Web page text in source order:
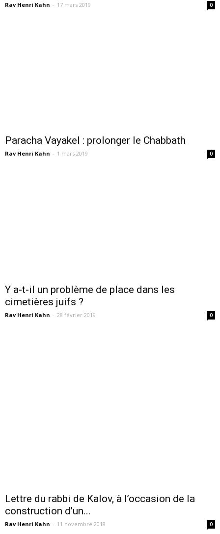
Rav Henri Kahn - 17 mars 2019 0
Paracha Vayakel : prolonger le Chabbath
Rav Henri Kahn - 1 mars 2019 0
Y a-t-il un problème de place dans les
cimetières juifs ?
Rav Henri Kahn - 28 février 2019 0
Lettre du rabbi de Kalov, à l’occasion de la
construction d’un...
Rav Henri Kahn - 11 novembre 2018 0